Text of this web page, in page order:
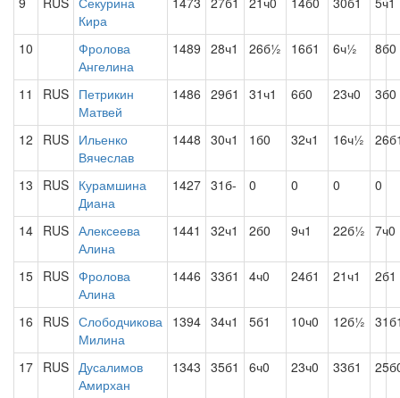
Кира
10
Фролова
Ангелина
1489 28ч1 26б½ 16б1 6ч½ 8б0
11 RUS Петрикин
Матвей
1486 29б1 31ч1 6б0 23ч0 3б0
12 RUS Ильенко
Вячеслав
1448 30ч1 1б0 32ч1 16ч½
13 RUS Курамшина
Диана
1427 31б- 0 0 0 0
14 RUS Алексеева
Алина
1441 32ч1 2б0 9ч1 22б½ 7ч0
15 RUS Фролова
Алина
1446 33б1 4ч0 24б1 21ч1 2б1
16 RUS Слободчикова
Милина
1394 34ч1 5б1 10ч0 12б½
17 RUS Дусалимов
Амирхан
1343 35б1 6ч0 23ч0 33б1